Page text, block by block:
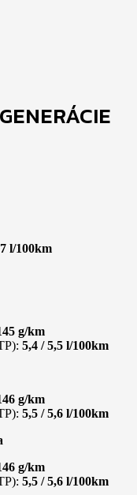
l/100km
g/km
5,4 / 5,5 l/100km
g/km
5,5 / 5,6 l/100km
g/km
5,5 / 5,6 l/100km